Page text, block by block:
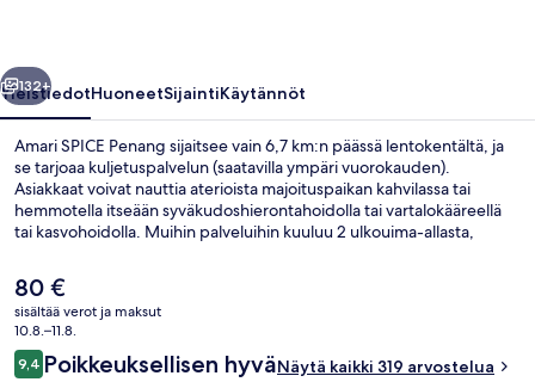
Seuraava
132+
YleistiedotHuoneetSijaintiKäytännöt
Amari SPICE Penang sijaitsee vain 6,7 km:n päässä lentokentältä, ja
se tarjoaa kuljetuspalvelun (saatavilla ympäri vuorokauden).
Asiakkaat voivat nauttia aterioista majoituspaikan kahvilassa tai
hemmotella itseään syväkudoshierontahoidolla tai vartalokääreellä
tai kasvohoidolla. Muihin palveluihin kuuluu 2 ulkouima-allasta,
arvostavat majoituspaikan avuliasta henkilökuntaa.
Nykyinen
hinta
on
80 €
80 €
sisältää verot ja maksut
10.8.–11.8.
Arvostelut
9,49,4 kautta 10.
Poikkeuksellisen hyväNäytä kaikki 319 arvostelua